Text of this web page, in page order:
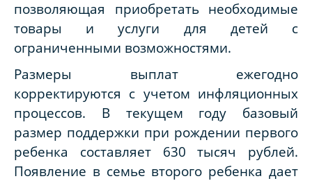
позволяющая приобретать необходимые
товары и услуги для детей с
ограниченными возможностями.
Размеры выплат ежегодно
корректируются с учетом инфляционных
процессов. В текущем году базовый
размер поддержки при рождении первого
ребенка составляет 630 тысяч рублей.
Появление в семье второго ребенка дает